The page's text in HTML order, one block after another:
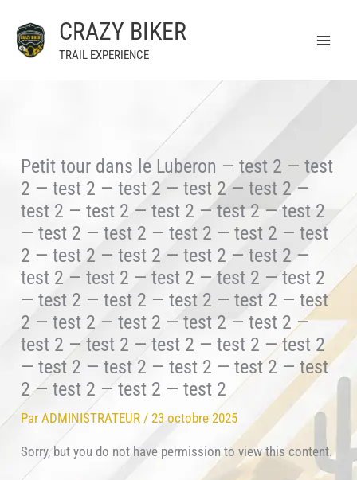
contenu
CRAZY BIKER
TRAIL EXPERIENCE
Petit tour dans le Luberon — test 2 — test
2 — test 2 — test 2 — test 2 — test 2 —
test 2 — test 2 — test 2 — test 2 — test 2
— test 2 — test 2 — test 2 — test 2 — test
2 — test 2 — test 2 — test 2 — test 2 —
test 2 — test 2 — test 2 — test 2 — test 2
— test 2 — test 2 — test 2 — test 2 — test
2 — test 2 — test 2 — test 2 — test 2 —
test 2 — test 2 — test 2 — test 2 — test 2
— test 2 — test 2 — test 2 — test 2 — test
2 — test 2 — test 2 — test 2
ParADMINISTRATEUR /23 octobre 2025
Sorry, but you do not have permission to view this content.